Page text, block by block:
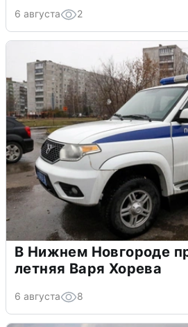
6 августа 2
В Нижнем Новгороде
летняя Варя Хорева
6 августа 8